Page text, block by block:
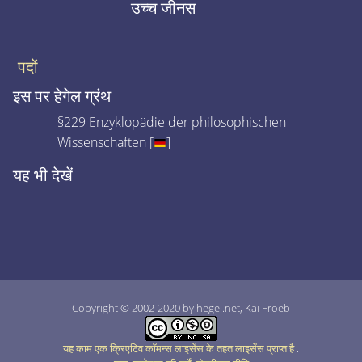
उच्च जीनस
पदों
इस पर हेगेल ग्रंथ
§229 Enzyklopädie der philosophischen
Wissenschaften [
]
यह भी देखें
Copyright © 2002-2020 by hegel.net, Kai Froeb
यह काम एक क्रिएटिव कॉमन्स लाइसेंस के तहत लाइसेंस प्राप्त है.